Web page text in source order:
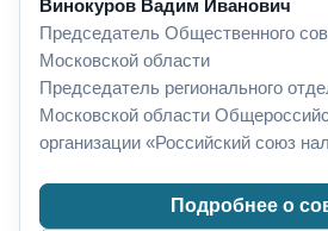
Винокуров Вадим Иванович
Председатель Общественного
Московской области
Председатель регионального
Московской области
организации «Российский союз
Подробнее о